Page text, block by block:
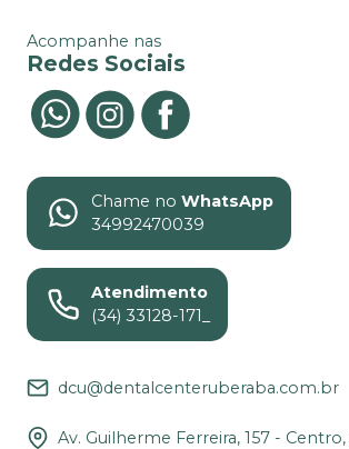
Acompanhe nas
Redes Sociais
Chame no WhatsApp
34992470039
Atendimento
(34) 33128-171_
dcu@dentalcenteruberaba.com.br
Av. Guilherme Ferreira, 157 -